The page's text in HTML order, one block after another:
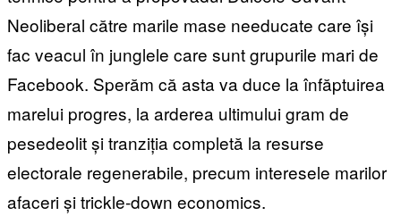
Neoliberal către marile mase needucate care își
fac veacul în junglele care sunt grupurile mari de
Facebook. Sperăm că asta va duce la înfăptuirea
marelui progres, la arderea ultimului gram de
pesedeolit și tranziția completă la resurse
electorale regenerabile, precum interesele marilor
afaceri și trickle-down economics.